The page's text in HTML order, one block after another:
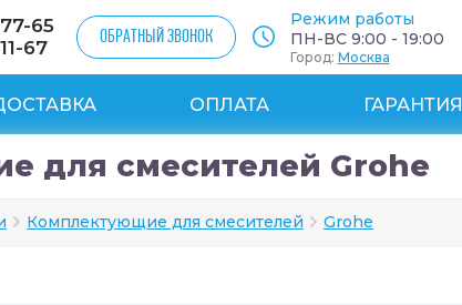
65
67
ОБРАТНЫЙ ЗВОНОК
Режим работы
ПН-ВС 9:00 - 19:00
Город: Москва
ОПЛАТА ГАРАНТИЯ
для смесителей Grohe
Комплектующие для смесителей Grohe